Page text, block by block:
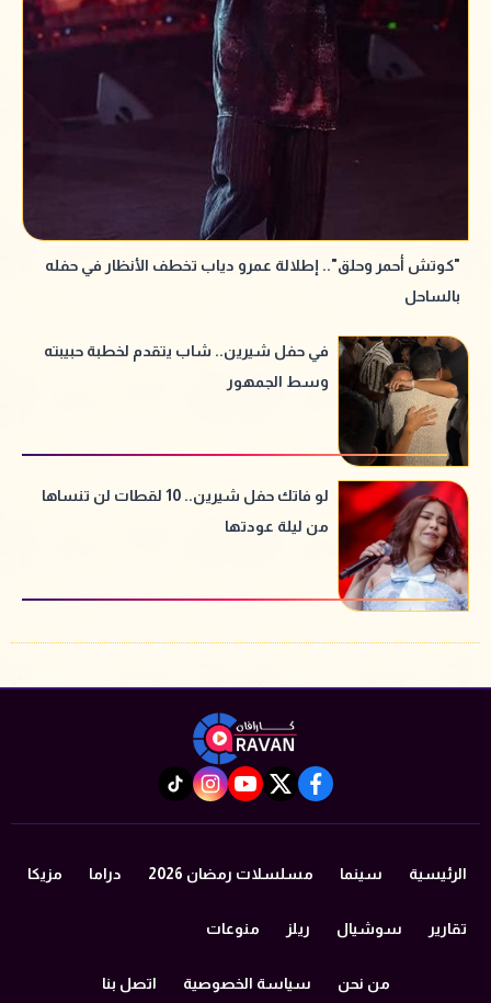
"كوتش أحمر وحلق".. إطلالة عمرو دياب تخطف الأنظار في حفله
بالساحل
في حفل شيرين.. شاب يتقدم لخطبة حبيبته
وسط الجمهور
لو فاتك حفل شيرين.. 10 لقطات لن تنساها
من ليلة عودتها
facebook
twitter
youtube
instagram
tiktok
الرئيسية سينما مسلسلات رمضان 2026 دراما مزيكا
تقارير سوشيال ريلز منوعات
من نحن سياسة الخصوصية اتصل بنا